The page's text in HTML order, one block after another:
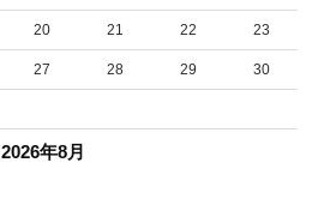
2026年8月
20 21 22 23
27 28 29 30